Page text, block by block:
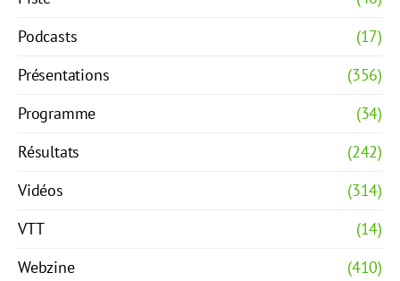
Podcasts
(17)
Présentations
(356)
Programme
(34)
Résultats
(242)
Vidéos
(314)
VTT
(14)
Webzine
(410)